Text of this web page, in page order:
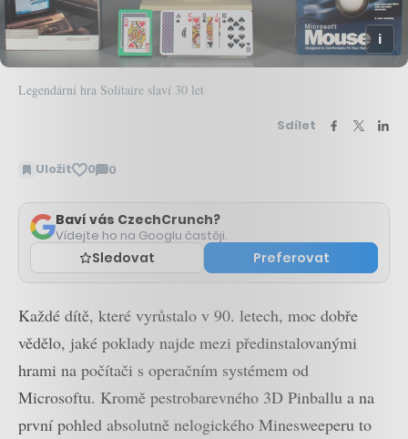
Legendární hra Solitaire slaví 30 let
Sdílet
Uložit 0 0
Zobrazit
Baví vás CzechCrunch?
Vídejte ho na Googlu častěji.
Sledovat Preferovat
Každé dítě, které vyrůstalo v 90. letech, moc dobře
vědělo, jaké poklady najde mezi předinstalovanými
hrami na počítači s operačním systémem od
Microsoftu. Kromě pestrobarevného 3D Pinballu a na
první pohled absolutně nelogického Minesweeperu to